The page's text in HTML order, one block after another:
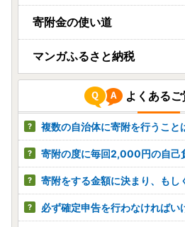
寄附金の使い道
マンガふるさと納税
よくある
複数の自治体に寄附を行うこと
寄附の度に毎回2,000円の自己
寄附をする金額に決まり、もし
必ず確定申告を行わなければい